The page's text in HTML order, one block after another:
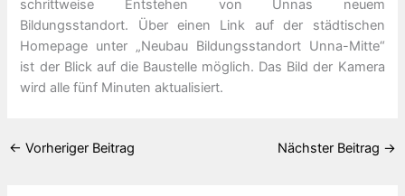
schrittweise Entstehen von Unnas neuem
Bildungsstandort. Über einen Link auf der städtischen
Homepage unter „Neubau Bildungsstandort Unna-Mitte“
ist der Blick auf die Baustelle möglich. Das Bild der Kamera
wird alle fünf Minuten aktualisiert.
← Vorheriger Beitrag Nächster Beitrag →